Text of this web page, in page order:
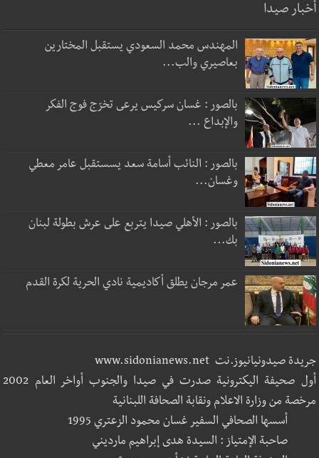
أخبار صيدا
المهندس محمد السعودي يستقبل المختارين
بعاصيري والب...
بالصور : غسان سركيس يرعى تخرّج فوج الفكر
والإبداع ...
بالصور : النائب أسامة سعد يسستقبل عامر معطي
وغسان...
بالصور : الأهلي صيدا يتربع على عرش بطولة لبنان
بك...
عمر مرجان يطلق أكاديمية نادي الحرية لكرة القدم
جريدة صيدونيانيوز.نت www.sidonianews.net
أول صحيفة اليكترونية صدرت في صيدا والجنوب أواخر العام 2002
مرخصة من وزارة الاعلام ونقابة الصحافة اللبنانية
أسسها الصحافي السفير غسان محمود الزعتري 1995
صاحبة الإمتياز : السيدة هدى إبراهيم مارديني